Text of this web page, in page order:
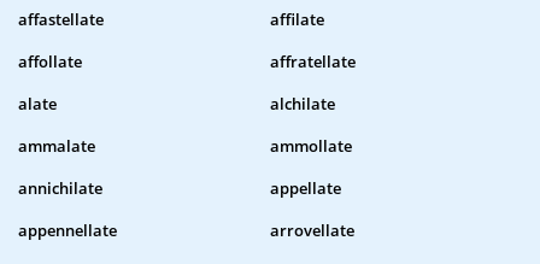
affastellate
affilate
affollate
affratellate
alate
alchilate
ammalate
ammollate
annichilate
appellate
appennellate
arrovellate